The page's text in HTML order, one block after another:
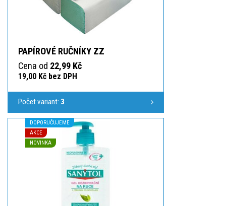
PAPÍROVÉ RUČNÍKY ZZ
Cena od 22,99 Kč
19,00 Kč bez DPH
Počet variant: 3
DOPORUČUJEME
AKCE
NOVINKA